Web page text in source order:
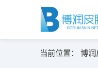
当前位置： 博润